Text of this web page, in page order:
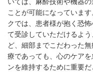
ことが可能になっていま
クでは、患者様が抱く恐
て受診していただけるよ
ど、細部までこだわった
療であっても、心のケア
ンを維持するために重要